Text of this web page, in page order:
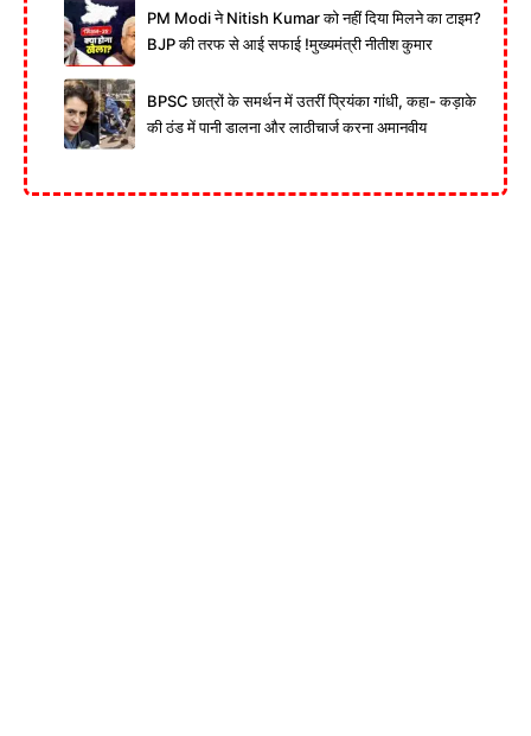
PM Modi ने Nitish Kumar को नहीं दिया मिलने का टाइम?
BJP की तरफ से आई सफाई !मुख्यमंत्री नीतीश कुमार
BPSC छात्रों के समर्थन में उतरीं प्रियंका गांधी, कहा- कड़ाके
की ठंड में पानी डालना और लाठीचार्ज करना अमानवीय